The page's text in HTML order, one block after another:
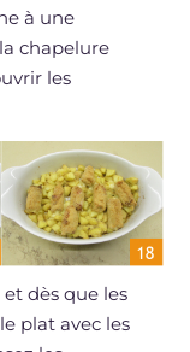
à une
chapelure
les
et dès que les
plat avec les